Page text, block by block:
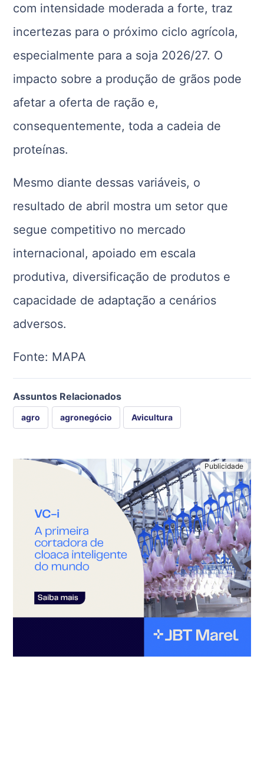
com intensidade moderada a forte, traz
incertezas para o próximo ciclo agrícola,
especialmente para a soja 2026/27. O
impacto sobre a produção de grãos pode
afetar a oferta de ração e,
consequentemente, toda a cadeia de
proteínas.
Mesmo diante dessas variáveis, o
resultado de abril mostra um setor que
segue competitivo no mercado
internacional, apoiado em escala
produtiva, diversificação de produtos e
capacidade de adaptação a cenários
adversos.
Fonte: MAPA
Assuntos Relacionados
agro agronegócio Avicultura